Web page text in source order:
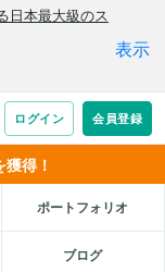
得！
ポートフォリオ
ブログ